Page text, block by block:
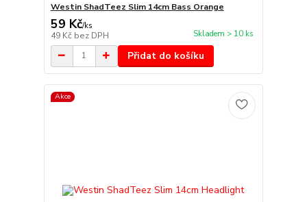
Westin ShadTeez Slim 14cm Bass Orange
59 Kč/ks
49 Kč bez DPH Skladem > 10 ks
Přidat do košíku
Akce